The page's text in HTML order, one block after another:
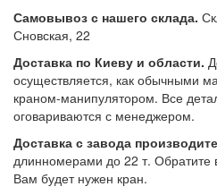
Самовывоз с нашего склада.
Сновская, 22
Доставка по Киеву и области.
осуществляется, как обычными
краном-манипулятором. Все
оговариваются с менеджером.
Доставка с завода
длинномерами до 22 т. Обратите
Вам будет нужен кран.